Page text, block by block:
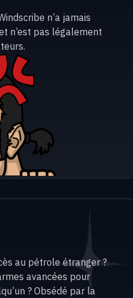
n’a jamais
n’est pas légalement
au pétrole étranger ?
avancées pour
? Obsédé par la